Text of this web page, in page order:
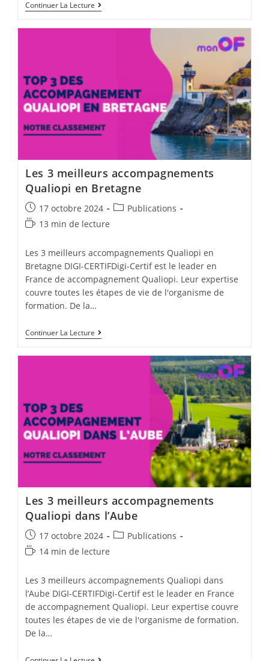
Continuer La Lecture Les
3
Accompagnements
Les 3 meilleurs accompagnements
Qualiopi en Bretagne
Post
published:
17 octobre 2024
PostPublications
Temps
lecture :
13 min de lecture
Les 3 meilleurs accompagnements Qualiopi en
Bretagne DIGI-CERTIFDigi-Certif est le leader en
France de accompagnement Qualiopi. Leur expertise
couvre toutes les étapes de vie de l'organisme de
formation. De la…
Continuer La Lecture Les
3
Accompagnements
Les 3 meilleurs accompagnements
Qualiopi dans l’Aube
Post
published:
17 octobre 2024
PostPublications
Temps
lecture :
14 min de lecture
Les 3 meilleurs accompagnements Qualiopi dans
l’Aube DIGI-CERTIFDigi-Certif est le leader en France
de accompagnement Qualiopi. Leur expertise couvre
toutes les étapes de vie de l'organisme de formation.
De la…